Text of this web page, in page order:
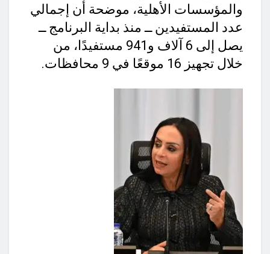
والمؤسسات الأهلية، موضحة أن إجمالي
عدد المستفيدين ــ منذ بداية البرنامج ــ
يصل إلى 6 آلاف و941 مستفيدًا، من
خلال تجهيز 16 موقعًا في 9 محافظات.